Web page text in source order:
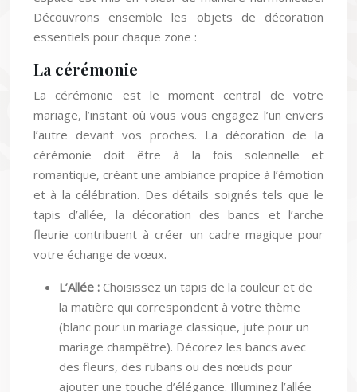
Découvrons ensemble les objets de décoration
essentiels pour chaque zone :
La cérémonie
La cérémonie est le moment central de votre
mariage, l’instant où vous vous engagez l’un envers
l’autre devant vos proches. La décoration de la
cérémonie doit être à la fois solennelle et
romantique, créant une ambiance propice à l’émotion
et à la célébration. Des détails soignés tels que le
tapis d’allée, la décoration des bancs et l’arche
fleurie contribuent à créer un cadre magique pour
votre échange de vœux.
L’Allée : Choisissez un tapis de la couleur et de
la matière qui correspondent à votre thème
(blanc pour un mariage classique, jute pour un
mariage champêtre). Décorez les bancs avec
des fleurs, des rubans ou des nœuds pour
ajouter une touche d’élégance. Illuminez l’allée